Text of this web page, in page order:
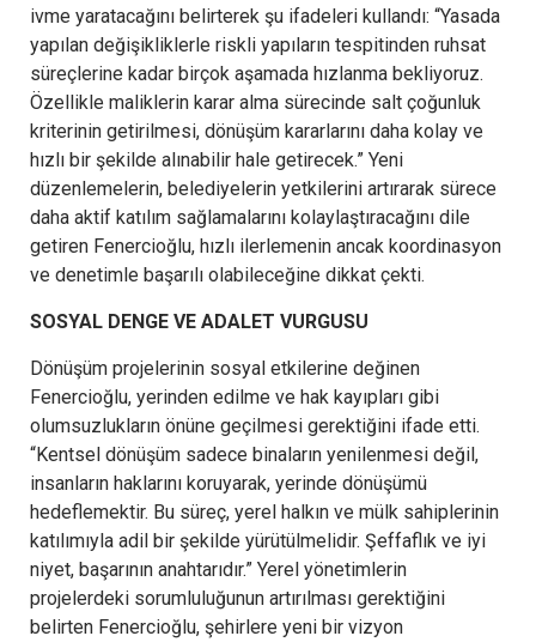
ivme yaratacağını belirterek şu ifadeleri kullandı: “Yasada
yapılan değişikliklerle riskli yapıların tespitinden ruhsat
süreçlerine kadar birçok aşamada hızlanma bekliyoruz.
Özellikle maliklerin karar alma sürecinde salt çoğunluk
kriterinin getirilmesi, dönüşüm kararlarını daha kolay ve
hızlı bir şekilde alınabilir hale getirecek.” Yeni
düzenlemelerin, belediyelerin yetkilerini artırarak sürece
daha aktif katılım sağlamalarını kolaylaştıracağını dile
getiren Fenercioğlu, hızlı ilerlemenin ancak koordinasyon
ve denetimle başarılı olabileceğine dikkat çekti.
SOSYAL DENGE VE ADALET VURGUSU
Dönüşüm projelerinin sosyal etkilerine değinen
Fenercioğlu, yerinden edilme ve hak kayıpları gibi
olumsuzlukların önüne geçilmesi gerektiğini ifade etti.
“Kentsel dönüşüm sadece binaların yenilenmesi değil,
insanların haklarını koruyarak, yerinde dönüşümü
hedeflemektir. Bu süreç, yerel halkın ve mülk sahiplerinin
katılımıyla adil bir şekilde yürütülmelidir. Şeffaflık ve iyi
niyet, başarının anahtarıdır.” Yerel yönetimlerin
projelerdeki sorumluluğunun artırılması gerektiğini
belirten Fenercioğlu, şehirlere yeni bir vizyon